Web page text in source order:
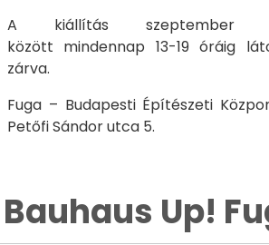
A kiállítás szeptember
között mindennap 13-19 óráig
zárva.
Fuga – Budapesti Építészeti
Petőfi Sándor utca 5.
Bauhaus Up!